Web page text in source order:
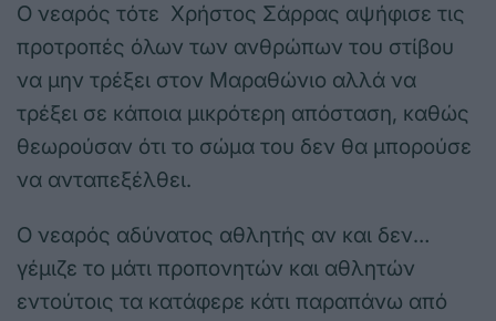
Ο νεαρός τότε Χρήστος Σάρρας αψήφισε τις
προτροπές όλων των ανθρώπων του στίβου
να μην τρέξει στον Μαραθώνιο αλλά να
τρέξει σε κάποια μικρότερη απόσταση, καθώς
θεωρούσαν ότι το σώμα του δεν θα μπορούσε
να ανταπεξέλθει.
Ο νεαρός αδύνατος αθλητής αν και δεν…
γέμιζε το μάτι προπονητών και αθλητών
εντούτοις τα κατάφερε κάτι παραπάνω από